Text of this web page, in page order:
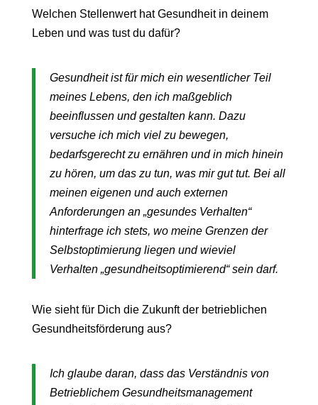
Welchen Stellenwert hat Gesundheit in deinem
Leben und was tust du dafür?
Gesundheit ist für mich ein wesentlicher Teil
meines Lebens, den ich maßgeblich
beeinflussen und gestalten kann. Dazu
versuche ich mich viel zu bewegen,
bedarfsgerecht zu ernähren und in mich hinein
zu hören, um das zu tun, was mir gut tut. Bei all
meinen eigenen und auch externen
Anforderungen an „gesundes Verhalten“
hinterfrage ich stets, wo meine Grenzen der
Selbstoptimierung liegen und wieviel
Verhalten „gesundheitsoptimierend“ sein darf.
Wie sieht für Dich die Zukunft der betrieblichen
Gesundheitsförderung aus?
Ich glaube daran, dass das Verständnis von
Betrieblichem Gesundheitsmanagement